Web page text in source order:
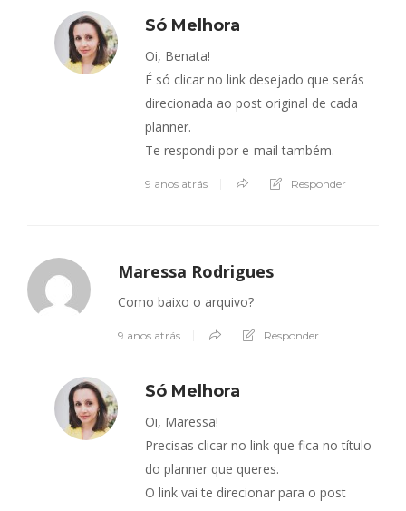
Só Melhora
Oi, Benata!
É só clicar no link desejado que serás
direcionada ao post original de cada
planner.
Te respondi por e-mail também.
9 anos atrás Responder
Maressa Rodrigues
Como baixo o arquivo?
9 anos atrás Responder
Só Melhora
Oi, Maressa!
Precisas clicar no link que fica no título
do planner que queres.
O link vai te direcionar para o post